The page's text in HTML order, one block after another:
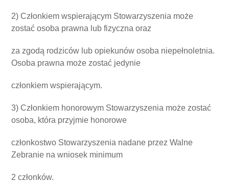
2) Członkiem wspierającym Stowarzyszenia może
zostać osoba prawna lub fizycznaoraz
za zgodą rodziców lub opiekunów osoba niepełnoletnia.
Osoba prawna może zostać jedynie
członkiem wspierającym.
3) Członkiem honorowym Stowarzyszenia może zostać
osoba, która przyjmie honorowe
członkostwo Stowarzyszenia nadane przez Walne
Zebranie na wniosek minimum
2 członków.